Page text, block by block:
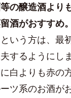
の醸造酒より
酒がおすすめ。
いう方は、最
するようにし
白よりも赤の
ツ系のお酒が